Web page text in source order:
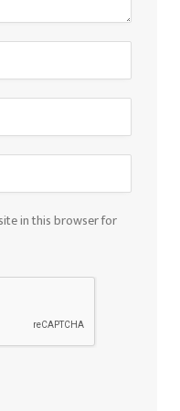
in this browser for